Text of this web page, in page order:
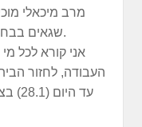
שגאים בבחירות שלהם וגאים במפלגת העבודה.
אני קורא לכל
העבודה, לחזור
עד